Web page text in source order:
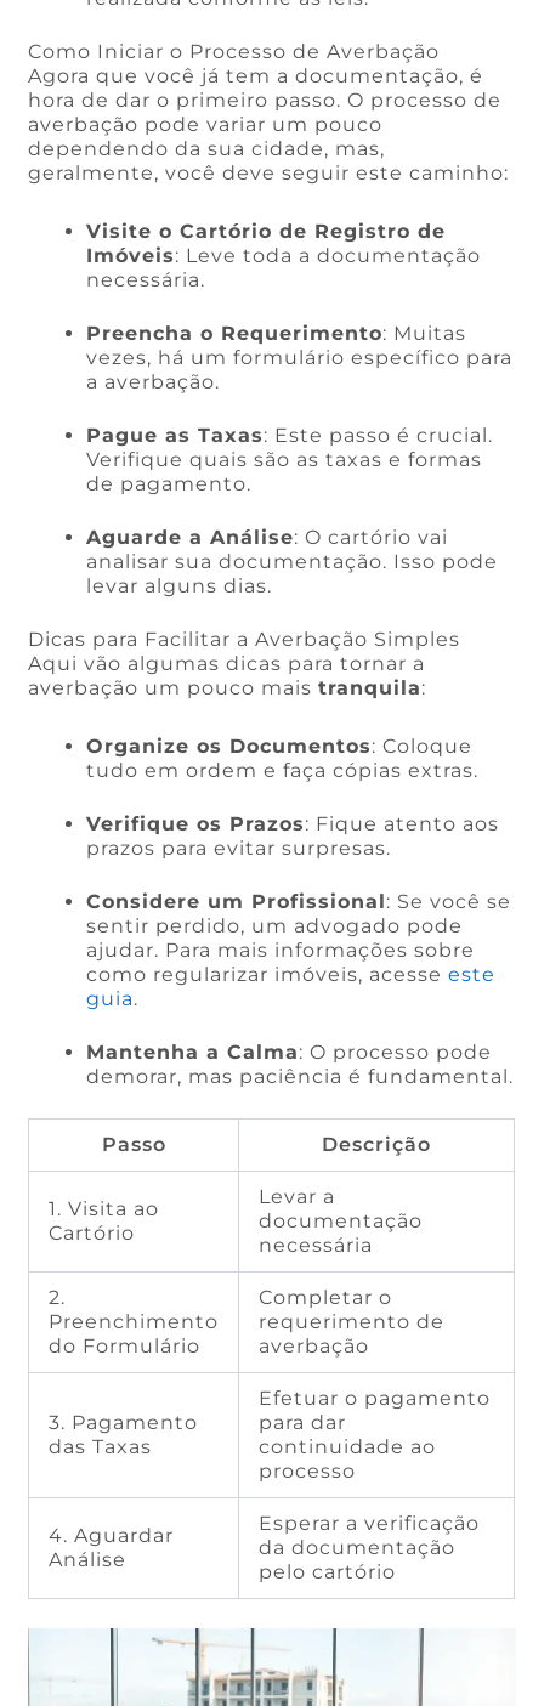
Como Iniciar o Processo de Averbação
Agora que você já tem a documentação, é
hora de dar o primeiro passo. O processo de
averbação pode variar um pouco
dependendo da sua cidade, mas,
geralmente, você deve seguir este caminho:
Visite o Cartório de Registro de
Imóveis: Leve toda a documentação
necessária.
Preencha o Requerimento: Muitas
vezes, há um formulário específico para
a averbação.
Pague as Taxas: Este passo é crucial.
Verifique quais são as taxas e formas
de pagamento.
Aguarde a Análise: O cartório vai
analisar sua documentação. Isso pode
levar alguns dias.
Dicas para Facilitar a Averbação Simples
Aqui vão algumas dicas para tornar a
averbação um pouco maistranquila:
Organize os Documentos: Coloque
tudo em ordem e faça cópias extras.
Verifique os Prazos: Fique atento aos
prazos para evitar surpresas.
Considere um Profissional : Se você se
sentir perdido, um advogado pode
ajudar. Para mais informações sobre
como regularizar imóveis, acesseeste
guia.
Mantenha a Calma: O processo pode
demorar, mas paciência é fundamental.
Passo Descrição
1. Visita ao
Cartório
Levar a
documentação
necessária
2.
Preenchimento
do Formulário
Completar o
requerimento de
averbação
3. Pagamento
das Taxas
Efetuar o pagamento
para dar
continuidade ao
processo
4. Aguardar
Análise
Esperar a verificação
da documentação
pelo cartório